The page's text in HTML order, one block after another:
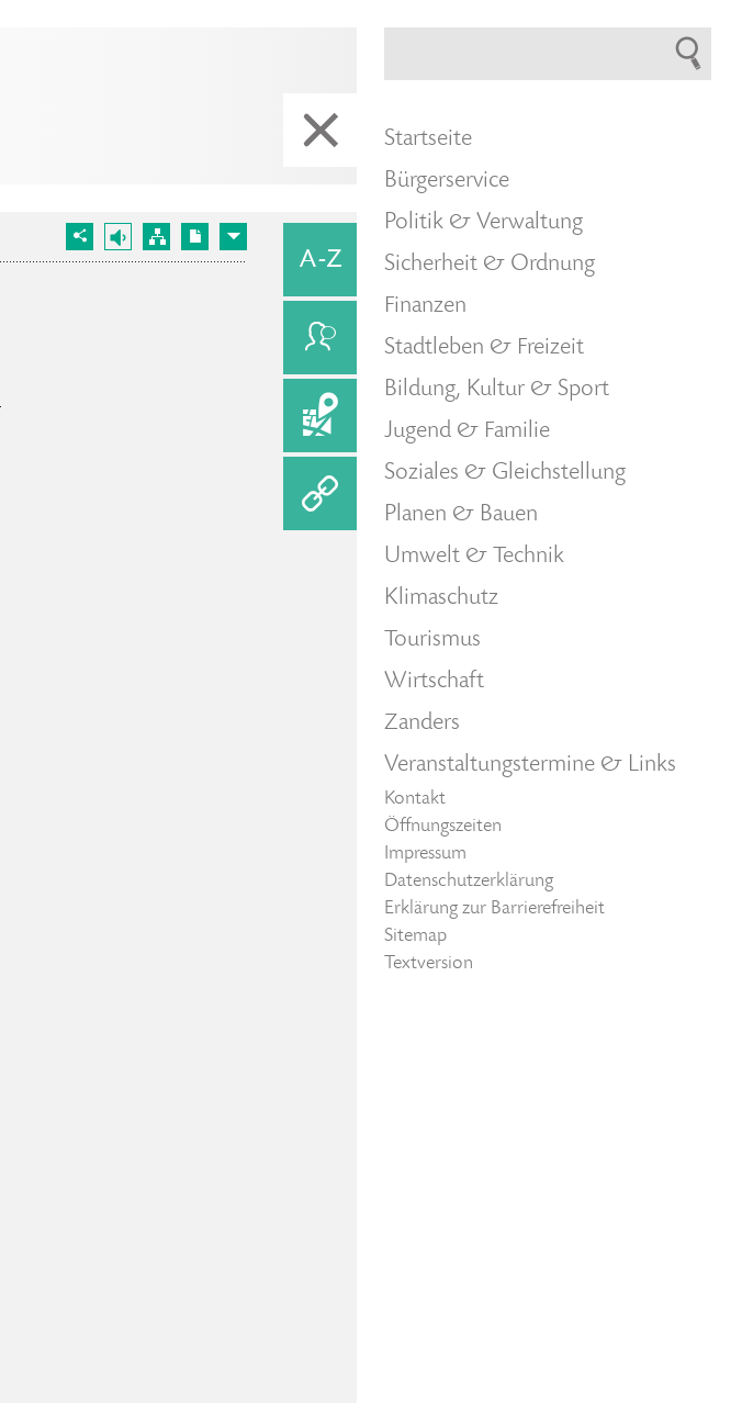
Startseite
Bürgerservice
Politik & Verwaltung
Sicherheit & Ordnung
Finanzen
Stadtleben & Freizeit
Bildung, Kultur & Sport
Jugend & Familie
Soziales & Gleichstellung
Planen & Bauen
Umwelt & Technik
Klimaschutz
Tourismus
Wirtschaft
Zanders
Veranstaltungstermine & Links
Kontakt
Öffnungszeiten
Impressum
Datenschutzerklärung
Erklärung zur Barrierefreiheit
Sitemap
Textversion